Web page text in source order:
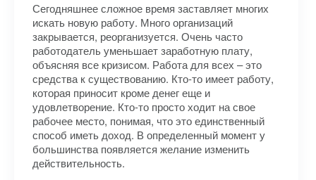
Сегодняшнее сложное время заставляет многих
искать новую работу. Много организаций
закрывается, реорганизуется. Очень часто
работодатель уменьшает заработную плату,
объясняя все кризисом. Работа для всех – это
средства к существованию. Кто-то имеет работу,
которая приносит кроме денег еще и
удовлетворение. Кто-то просто ходит на свое
рабочее место, понимая, что это единственный
способ иметь доход. В определенный момент у
большинства появляется желание изменить
действительность.